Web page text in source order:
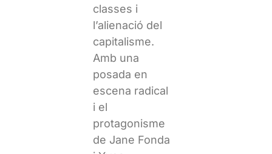
classes i
l’alienació del
capitalisme.
Amb una
posada en
escena radical
i el
protagonisme
de Jane Fonda